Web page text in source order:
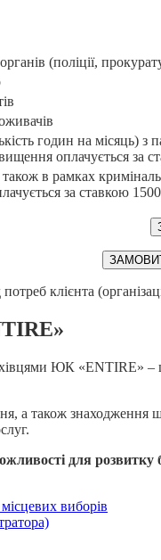
(поліції,
годин на місяць)
оплачується за
також в рамках
за ставкою
клієнта
ЮК «ENTIRE» –
а також знаходження
для розвитку
виборів